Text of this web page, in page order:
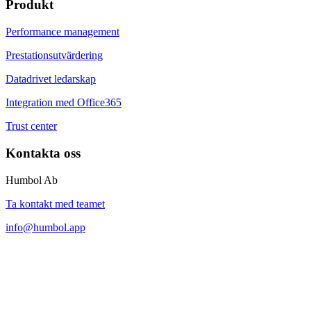
Produkt
Performance management
Prestationsutvärdering
Datadrivet ledarskap
Integration med Office365
Trust center
Kontakta oss
Humbol Ab
Ta kontakt med teamet
info@humbol.app